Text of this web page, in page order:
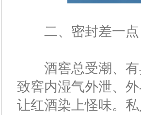
二、密封差一点
酒窖总受潮、有
致窖内湿气外泄、
让红酒染上怪味。